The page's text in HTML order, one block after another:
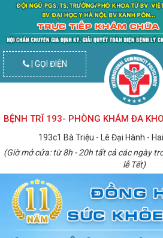
| GỌI ĐIỆN
BỆNH TRĨ 193- PHÒNG KHÁM ĐA
193c1 Bà Triệu - Lê Đại Hành -
(Giờ mở cửa: từ 8h - 20h tất cả các ngày
lễ Tết)